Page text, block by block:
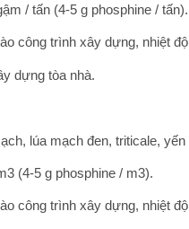
/ tấn (4-5 g phosphine / tấn).
công trình xây dựng, nhiệt
dựng tòa nhà.
lúa mạch đen, triticale,
(4-5 g phosphine / m3).
công trình xây dựng, nhiệt